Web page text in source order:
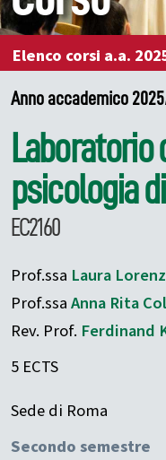
Elenco corsi a.a.
Anno accademico
Laboratorio
psicologia
EC2160
Prof.ssa Laura
Prof.ssaAnna Rita
Rev. Prof. Ferdinand
5 ECTS
Sede di Roma
Secondo semestre